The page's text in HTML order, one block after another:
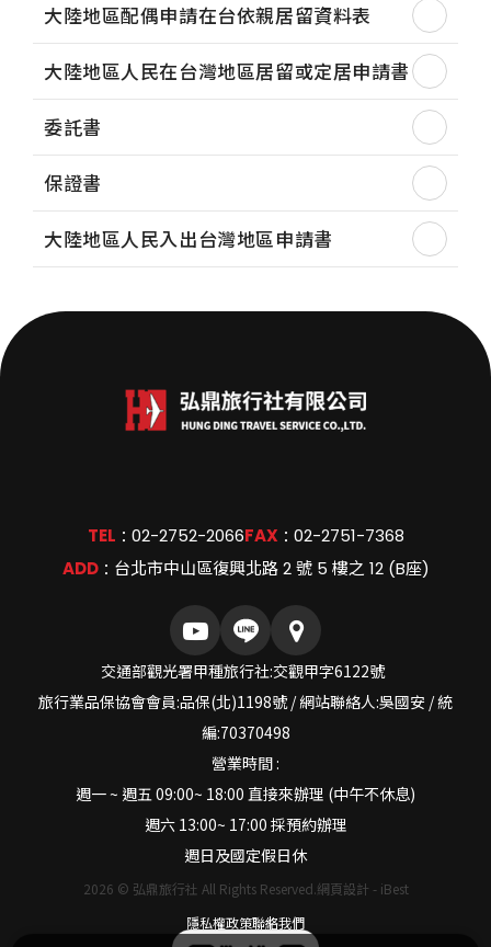
大陸地區配偶申請在台依親居留資料表
大陸地區人民在台灣地區居留或定居申請書
委託書
保證書
大陸地區人民入出台灣地區申請書
TEL ： 02-2752-2066FAX ： 02-2751-7368
ADD： 台北市中山區復興北路 2 號 5 樓之 12 (B座)
交通部觀光署甲種旅行社:交觀甲字6122號
旅行業品保協會會員:品保(北)1198號 / 網站聯絡人:吳國安 / 統
編:70370498
營業時間 :
週一 ~ 週五 09:00~ 18:00 直接來辦理 (中午不休息)
週六 13:00~ 17:00 採預約辦理
週日及國定假日休
2026 © 弘鼎旅行社 All Rights Reserved.網頁設計 - iBest
隱私權政策聯絡我們